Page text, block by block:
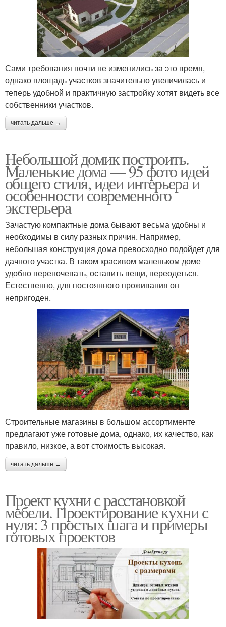
Сами требования почти не изменились за это время,
однако площадь участков значительно увеличилась и
теперь удобной и практичную застройку хотят видеть все
собственники участков.
читать дальше →
Небольшой домик построить.
Маленькие дома — 95 фото идей
общего стиля, идеи интерьера и
особенности современного
экстерьера
Зачастую компактные дома бывают весьма удобны и
необходимы в силу разных причин. Например,
небольшая конструкция дома превосходно подойдет для
дачного участка. В таком красивом маленьком доме
удобно переночевать, оставить вещи, переодеться.
Естественно, для постоянного проживания он
непригоден.
Строительные магазины в большом ассортименте
предлагают уже готовые дома, однако, их качество, как
правило, низкое, а вот стоимость высокая.
читать дальше →
Проект кухни с расстановкой
мебели. Проектирование кухни с
нуля: 3 простых шага и примеры
готовых проектов